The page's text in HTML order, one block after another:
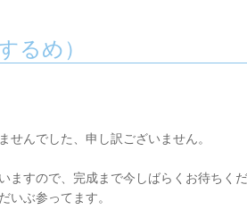
るめ）
んでした、申し訳ございません。
ますので、完成まで今しばらくお待ちく
いぶ参ってます。